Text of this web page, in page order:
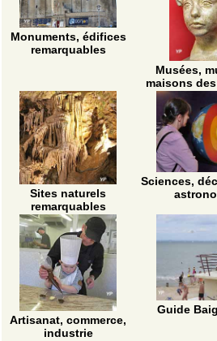
Monuments, édifices
remarquables
Musées,
maisons
Sites naturels
remarquables
Sciences,
Artisanat, commerce,
industrie
Guide